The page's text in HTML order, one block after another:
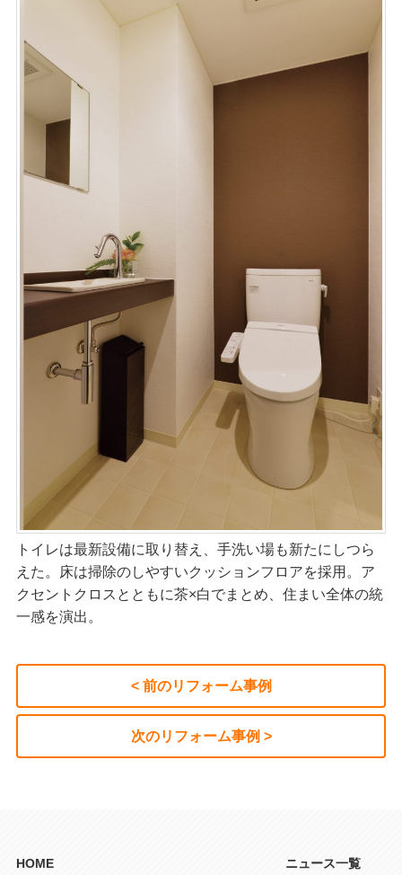
トイレは最新設備に取り替え、手洗い場も新たにしつら
えた。床は掃除のしやすいクッションフロアを採用。ア
クセントクロスとともに茶×白でまとめ、住まい全体の統
一感を演出。
< 前のリフォーム事例
次のリフォーム事例 >
HOME
ニュース一覧